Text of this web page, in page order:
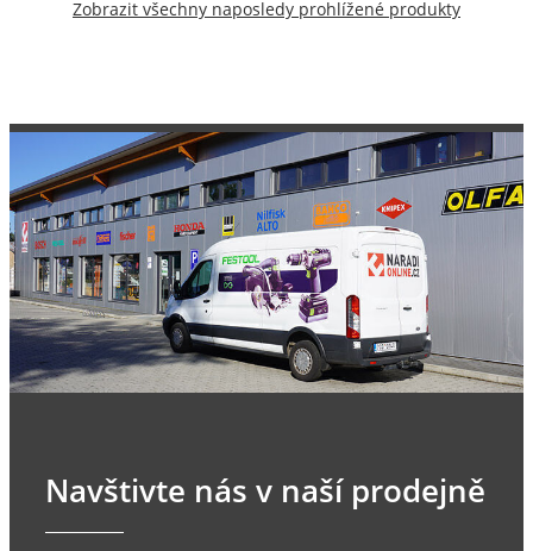
Zobrazit všechny naposledy prohlížené produkty
Navštivte nás v naší prodejně